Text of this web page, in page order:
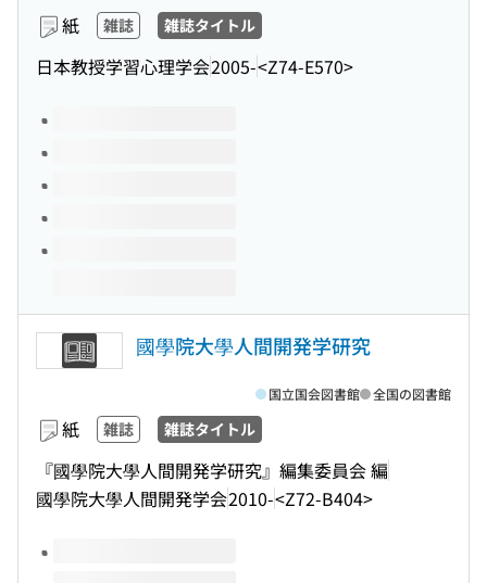
紙 雑誌 雑誌タイトル
日本教授学習心理学会2005-<Z74-E570>
このタイトルの巻号
國學院大學人間開発学研究
紙 雑誌 雑誌タイトル
『國學院大學人間開発学研究』編集委員会 編
國學院大學人間開発学会2010-<Z72-B404>
国立国会図書館 全国の図書館
このタイトルの巻号